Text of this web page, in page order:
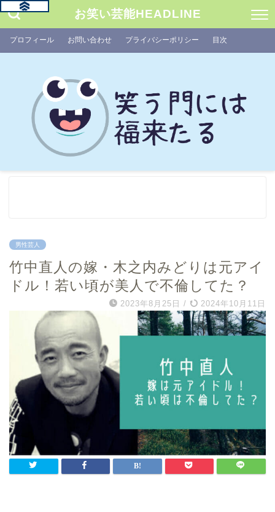
お笑い芸能HEADLINE
プロフィール お問い合わせ プライバシーポリシー 目次
男性芸人
竹中直人の嫁・木之内みどりは元アイ
ドル！若い頃が美人で不倫してた？
2023年8月25日 / 2024年10月11日